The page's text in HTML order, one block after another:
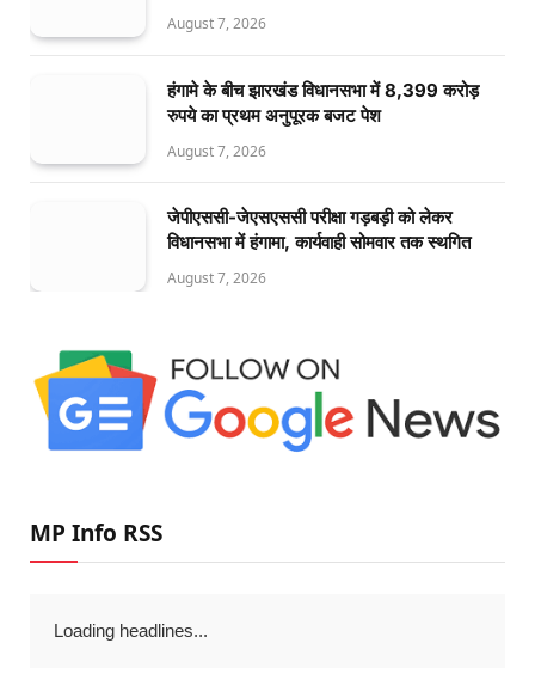
August 7, 2026
हंगामे के बीच झारखंड विधानसभा में 8,399 करोड़
रुपये का प्रथम अनुपूरक बजट पेश
August 7, 2026
जेपीएससी-जेएसएससी परीक्षा गड़बड़ी को लेकर
विधानसभा में हंगामा, कार्यवाही सोमवार तक स्थगित
August 7, 2026
MP Info RSS
Loading headlines...